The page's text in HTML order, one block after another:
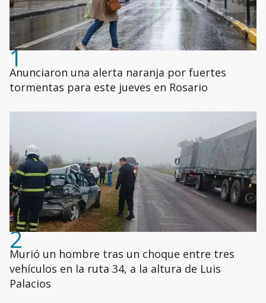
1
Anunciaron una alerta naranja por fuertes
tormentas para este jueves en Rosario
2
Murió un hombre tras un choque entre tres
vehículos en la ruta 34, a la altura de Luis
Palacios